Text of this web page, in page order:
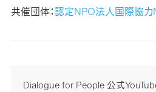
共催団体：認定NPO法人国際協力
Dialogue for People 公式